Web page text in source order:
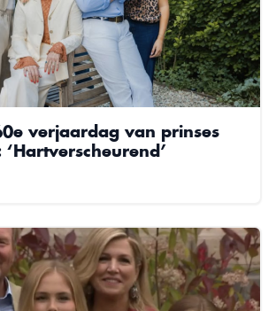
verjaardag van prinses